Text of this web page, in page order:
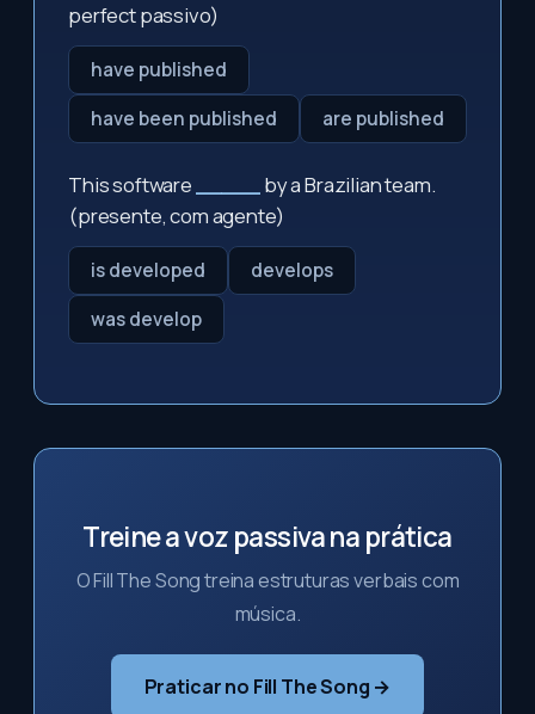
perfect passivo)
have published
have been published
are published
This software
by a Brazilian team.
(presente, com agente)
is developed
develops
was develop
Treine a voz passiva na prática
O Fill The Song treina estruturas verbais com
música.
Praticar no Fill The Song →